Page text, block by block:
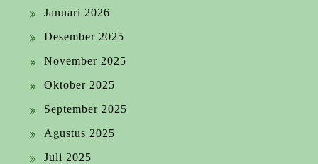
Januari 2026
Desember 2025
November 2025
Oktober 2025
September 2025
Agustus 2025
Juli 2025